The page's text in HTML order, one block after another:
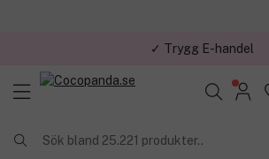
✓ Trygg E-handel
Sök bland 25.221 produkter..